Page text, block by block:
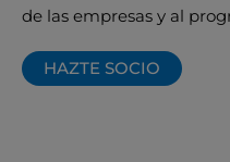
de las empresas y al
HAZTE SOCIO